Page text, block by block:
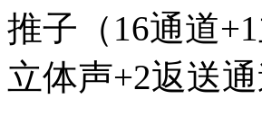
推子（16通道
立体声+2返送